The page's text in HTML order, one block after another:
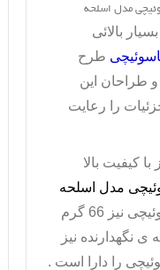
مدل اسلحه
بالائی
طرح
و طراحان این
را رعایت
کیفیت بالا
مدل اسلحه
17 سانتیمتر است و وزن این جاسوئیچی نیز 66 گرم
نگهدارنده نیز
را دارا است .